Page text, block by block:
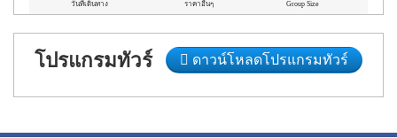
วันที่เดินทาง ราคาอื่นๆ Group Size
โปรแกรมทัวร์ ดาวน์โหลดโปรแกรมทัวร์